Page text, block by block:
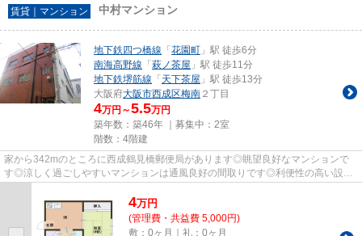
賃貸｜マンション 中村マンション
地下鉄四つ橋線 「 花園町 」駅 徒歩6分
南海高野線 「 萩ノ茶屋 」駅 徒歩11分
地下鉄堺筋線 「 天下茶屋 」駅 徒歩13分
大阪府大阪市西成区梅南 ２丁目
4万円～5.5万円
築年数：築46年 ｜募集中： 2室
階数：4階建
家から342mのところに西成鶴見橋郵便局があります◎眺望良好なマンションで
す◎涼しく過ごしやすいマンションは通風良好の間取りです◎利便性の高い設備
4万円
(管理費・共益費 5,000円)
敷：0ヶ月｜礼：0ヶ月